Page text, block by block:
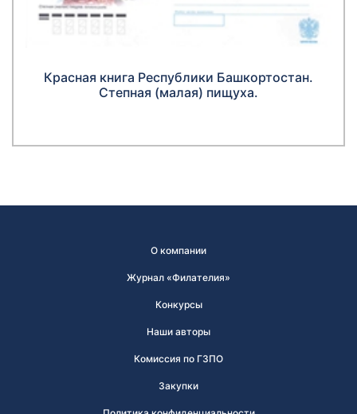
Красная книга Республики Башкортостан.
Степная (малая) пищуха.
О компании
Журнал «Филателия»
Конкурсы
Наши авторы
Комиссия по ГЗПО
Закупки